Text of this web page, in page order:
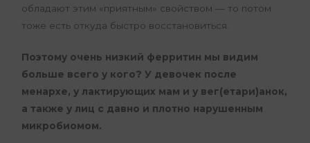
обладают этим «приятным» свойством — то потом
тоже есть откуда быстро восстановиться.
Поэтому очень низкий ферритин мы видим
больше всего у кого? У девочек после
менархе, у лактирующих мам и у вег(етари)анок,
а также у лиц с давно и плотно нарушенным
микробиомом.